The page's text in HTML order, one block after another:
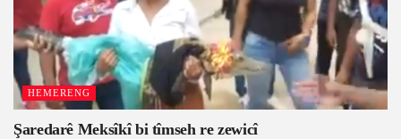
HEMERENG
Şaredarê Meksîkî bi tîmseh re zewicî